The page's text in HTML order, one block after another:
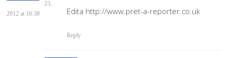
23,
2012 at 16:38
Edita http://www.pret-a-reporter.co.uk
Reply